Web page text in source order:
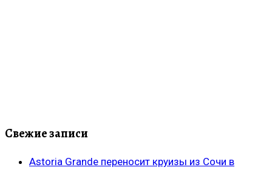
Свежие записи
Astoria Grande переносит круизы из Сочи в